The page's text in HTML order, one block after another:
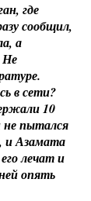
где
сообщил,
а
Не
в сети?
10
не пытался
и Азамата
лечат и
опять